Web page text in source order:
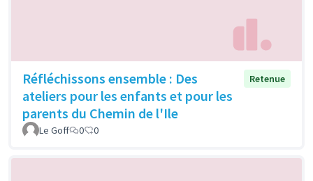
Réfléchissons ensemble : Des
ateliers pour les enfants et pour les
parents du Chemin de l'Ile
Retenue
Le Goff 0 0